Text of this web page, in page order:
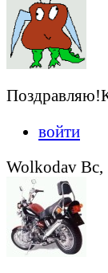
войти
Wolkodav Вс,